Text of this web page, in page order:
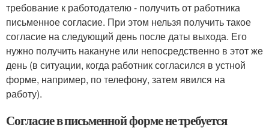
требование к работодателю - получить от работника
письменное согласие. При этом нельзя получить такое
согласие на следующий день после даты выхода. Его
нужно получить накануне или непосредственно в этот же
день (в ситуации, когда работник согласился в устной
форме, например, по телефону, затем явился на
работу).
Согласие в письменной форме не требуется